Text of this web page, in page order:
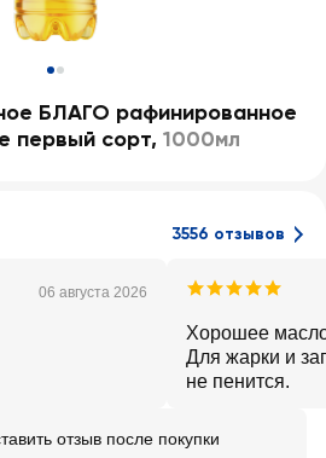
БЛАГО рафинированное
первый сорт, 1000мл
3556 отзывов
06 августа 2026
Хорошее
Для жарки и
не пенится.
отзыв после покупки